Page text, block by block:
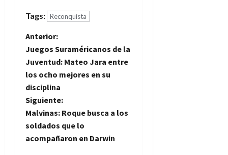
Tags: Reconquista
N
a
v
e
g
a
Anterior:
Juegos Suraméricanos de la
Juventud: Mateo Jara entre
los ocho mejores en su
disciplina
Siguiente:
Malvinas: Roque busca a los
soldados que lo
acompañaron en Darwin